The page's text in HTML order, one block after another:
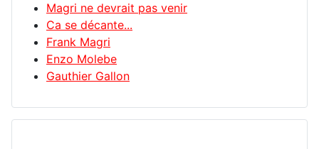
Magri ne devrait pas venir
Ca se décante...
Frank Magri
Enzo Molebe
Gauthier Gallon